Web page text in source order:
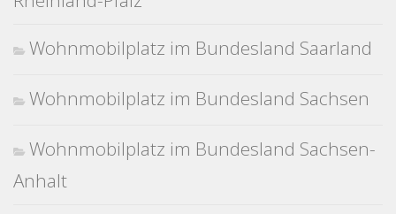
Wohnmobilplatz im Bundesland Saarland
Wohnmobilplatz im Bundesland Sachsen
Wohnmobilplatz im Bundesland Sachsen-
Anhalt